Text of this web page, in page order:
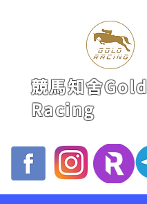
競馬知舍Gold
Racing